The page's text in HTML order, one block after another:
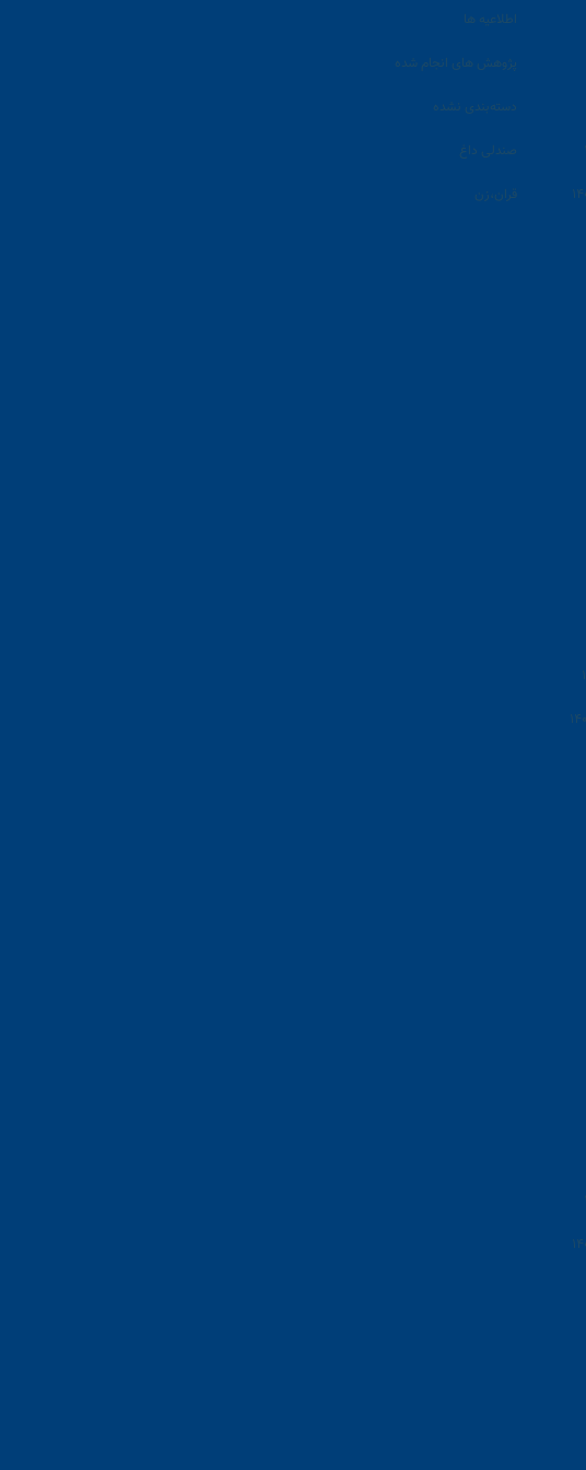
اطلاعیه ها
پژوهش های انجام شده
دسته‌بندی نشده
صندلی داغ
قران،زن